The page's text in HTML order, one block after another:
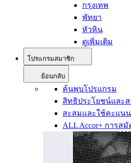
กรุงเทพ
พัทยา
หัวหิน
ดูเพิ่มเติม
โปรแกรมสมาชิก
ย้อนกลับ
ค้นพบโปรแกรม
สิทธิประโยชน์และส
สะสมและใช้คะแนน
ALL Accor+ การส